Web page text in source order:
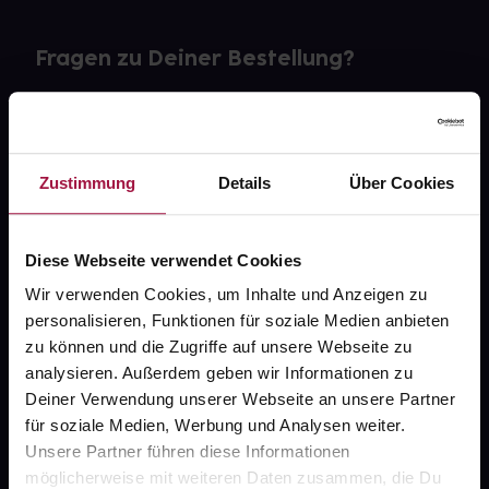
Zustimmung Details Über Cookies
Diese Webseite verwendet Cookies
Wir verwenden Cookies, um Inhalte und Anzeigen zu
personalisieren, Funktionen für soziale Medien anbieten
zu können und die Zugriffe auf unsere Webseite zu
analysieren. Außerdem geben wir Informationen zu
Deiner Verwendung unserer Webseite an unsere Partner
für soziale Medien, Werbung und Analysen weiter.
Unsere Partner führen diese Informationen
möglicherweise mit weiteren Daten zusammen, die Du
Fragen zu Deiner Bestellung?
gesund.de
Über uns
Karriere
Newsletter